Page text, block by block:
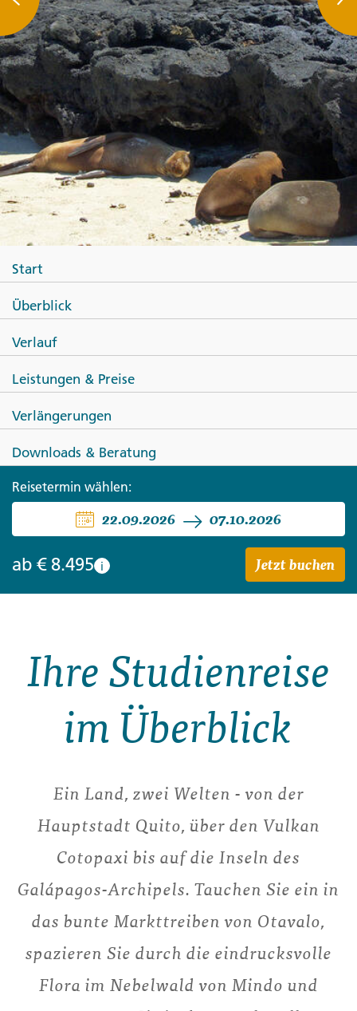
Ecuador und Galápagos-
Kreuzfahrt ─ ein Land voller
Wunder
Start
Überblick
Verlauf
Leistungen & Preise
Verlängerungen
Downloads & Beratung
Reisetermin wählen:
22.09.2026 07.10.2026
ab € 8.495 i Jetzt buchen
Ihre Studienreise
im Überblick
Ein Land, zwei Welten - von der
Hauptstadt Quito, über den Vulkan
Cotopaxi bis auf die Inseln des
Galápagos-Archipels. Tauchen Sie ein in
das bunte Markttreiben von Otavalo,
spazieren Sie durch die eindrucksvolle
Flora im Nebelwald von Mindo und